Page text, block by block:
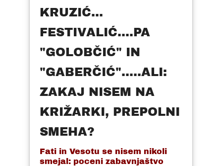
KRUZIĆ...
FESTIVALIĆ....PA
"GOLOBČIĆ" IN
"GABERČIĆ".....ALI:
ZAKAJ NISEM NA
KRIŽARKI, PREPOLNI
SMEHA?
Fati in Vesotu se nisem nikoli
smejal: poceni zabavnjaštvo